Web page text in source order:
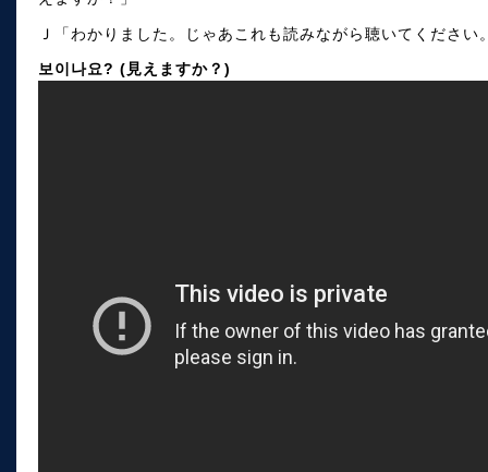
Ｊ「わかりました。じゃあこれも読みながら聴いてください
보이나요? (見えますか？)